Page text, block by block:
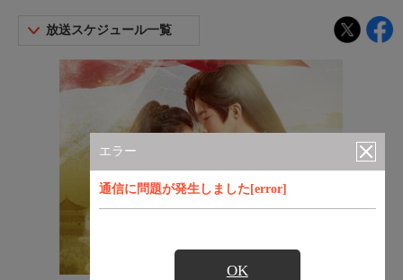
エラー
通信に問題が発生しました[error]
OK
放送スケジュール一覧